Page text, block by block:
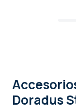
Doradus